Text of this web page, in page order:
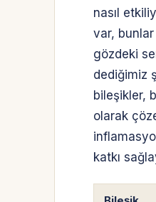
nasıl
var,
gözdeki
dediğimiz
bileşikler,
olarak
katkı